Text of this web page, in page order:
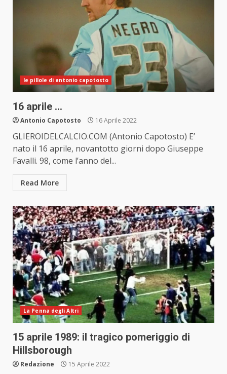
le pillole di antonio capotosto
16 aprile …
Antonio Capotosto 16 Aprile 2022
GLIEROIDELCALCIO.COM (Antonio Capotosto) E’
nato il 16 aprile, novantotto giorni dopo Giuseppe
Favalli. 98, come l’anno del...
Read More
La Penna degli Altri
15 aprile 1989: il tragico pomeriggio di
Hillsborough
Redazione 15 Aprile 2022